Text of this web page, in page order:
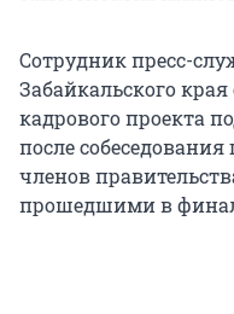
Сотрудник пресс-
Забайкальского
кадрового проекта
после
членов
прошедшими в